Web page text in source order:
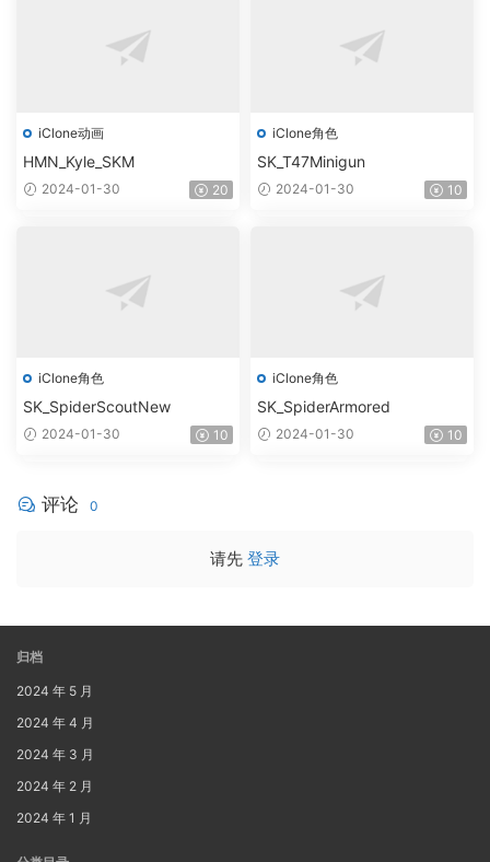
iClone动画
HMN_Kyle_SKM
2024-01-30 20
iClone角色
SK_T47Minigun
2024-01-30 10
iClone角色
SK_SpiderScoutNew
2024-01-30 10
iClone角色
SK_SpiderArmored
2024-01-30 10
评论 0
请先 登录
归档
2024 年 5 月
2024 年 4 月
2024 年 3 月
2024 年 2 月
2024 年 1 月